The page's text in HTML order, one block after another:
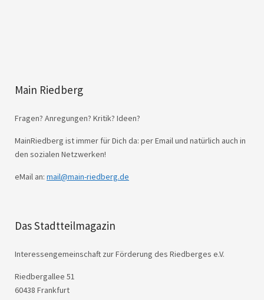
Main Riedberg
Fragen? Anregungen? Kritik? Ideen?
MainRiedberg ist immer für Dich da: per Email und natürlich auch in
den sozialen Netzwerken!
eMail an: mail@main-riedberg.de
Das Stadtteilmagazin
Interessengemeinschaft zur Förderung des Riedberges e.V.
Riedbergallee 51
60438 Frankfurt